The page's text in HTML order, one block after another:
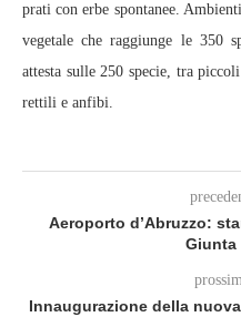
prati con erbe spontanee.
vegetale che raggiunge le 350
attesta sulle 250 specie, tra
rettili e anfibi.
Aeroporto d’Abruzzo:
Giunta
Innaugurazione della